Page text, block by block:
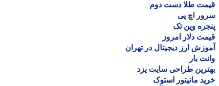
طلا دست دوم
اچ پی
وین تک
دلار امروز
ارز دیجیتال در تهران
بار
طراحی سایت یزد
مانیتور استوک